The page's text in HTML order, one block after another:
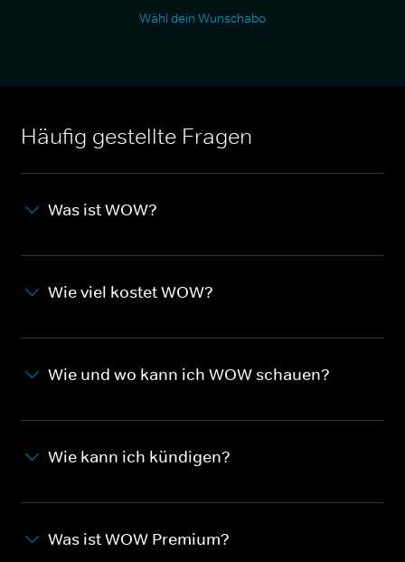
Wähl dein Wunschabo
Häufig gestellte Fragen
Was ist WOW?
Wie viel kostet WOW?
Wie und wo kann ich WOW schauen?
Wie kann ich kündigen?
Was ist WOW Premium?